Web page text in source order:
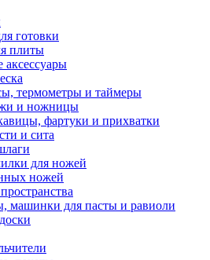
готовки
плиты
аксессуары
термометры и таймеры
и ножницы
фартуки и прихватки
и сита
для ножей
ножей
машинки для пасты и равиоли